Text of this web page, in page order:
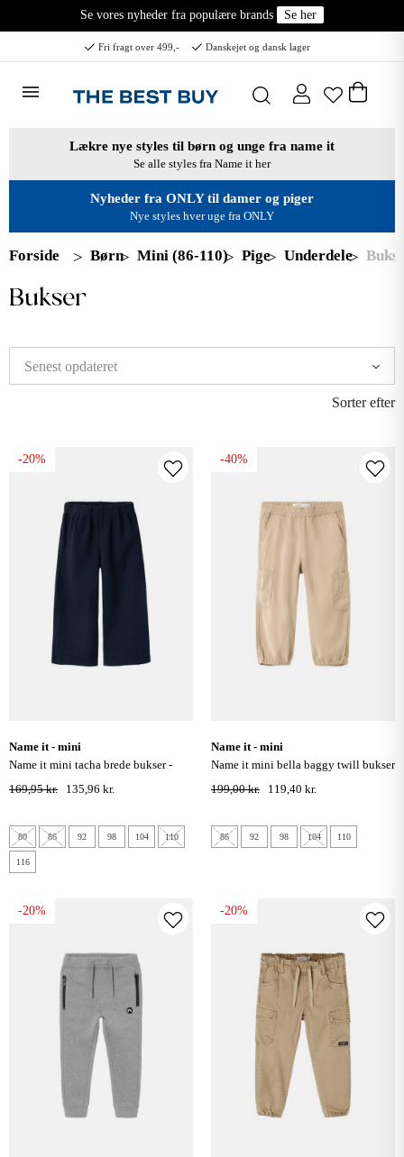
Se vores nyheder fra populære brands Se her
Fri fragt over 499,- Danskejet og dansk lager
Lækre nye styles til børn og unge fra name it
Se alle styles fra Name it her
Nyheder fra ONLY til damer og piger
Nye styles hver uge fra ONLY
Forside Børn Mini (86-110) Pige Underdele
Bukser
Sorter efter
-20%
name it - mini
name it mini tacha brede bukser -
navy blazer
169,95 kr. 135,96 kr.
80 86 92 98 104 110
116
-40%
name it - mini
name it mini bella baggy twill bukser
- safari
199,00 kr. 119,40 kr.
86 92 98 104 110
-20% -20%